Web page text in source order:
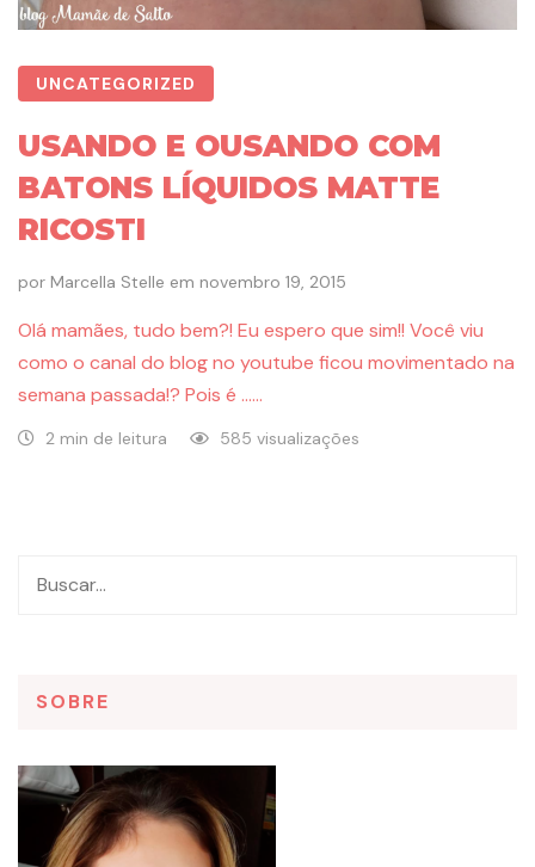
UNCATEGORIZED
USANDO E OUSANDO COM
BATONS LÍQUIDOS MATTE
RICOSTI
por Marcella Stelle em novembro 19, 2015
Olá mamães, tudo bem?! Eu espero que sim!! Você viu
como o canal do blog no youtube ficou movimentado na
semana passada!? Pois é ……
2 min de leitura 585 visualizações
SOBRE